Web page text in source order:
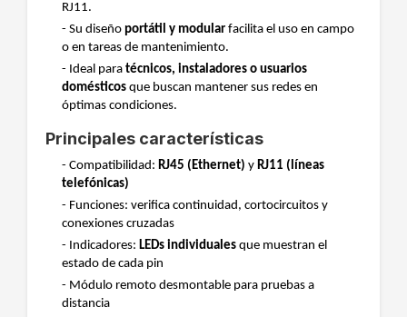
RJ11.
- Su diseño portátil y modular facilita el uso en campo
o en tareas de mantenimiento.
- Ideal para técnicos, instaladores o usuarios
domésticos que buscan mantener sus redes en
óptimas condiciones.
Principales características
- Compatibilidad: RJ45 (Ethernet) y RJ11 (líneas
telefónicas)
- Funciones: verifica continuidad, cortocircuitos y
conexiones cruzadas
- Indicadores: LEDs individuales que muestran el
estado de cada pin
- Módulo remoto desmontable para pruebas a
distancia